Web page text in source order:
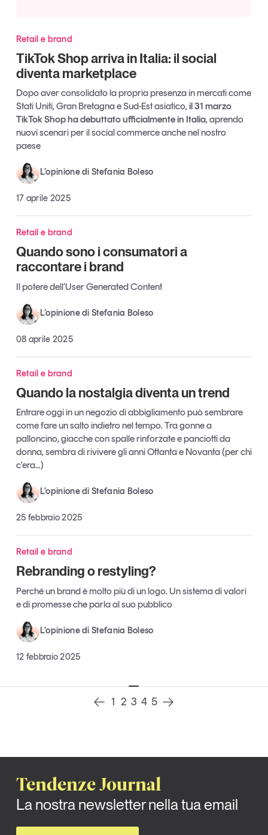
La nostra newsletter nella tua email
Iscriviti
Un anno di
Tendenze2026
Tendenze è il magazine di GS1 Italy che racconta in
consumo e dell’economia a professionisti e
consumatori
GS1 Italy GS1 Italy GS1 Italy
Tendenze
GS1 Italy
Retail e brand
TikTok Shop arriva in Italia: il social
diventa marketplace
Dopo aver consolidato la propria presenza in mercati come
Stati Uniti, Gran Bretagna e Sud-Est asiatico,il 31 marzo
TikTok Shop ha debuttato ufficialmente in Italia, aprendo
nuovi scenari per il social commerce anche nel nostro
paese
L’opinione di Stefania Boleso
17 aprile 2025
Retail e brand
Quando sono i consumatori a
raccontare i brand
Il potere dell’User Generated Content
L’opinione di Stefania Boleso
08 aprile 2025
Retail e brand
Quando la nostalgia diventa un trend
Entrare oggi in un negozio di abbigliamento può sembrare
come fare un salto indietro nel tempo. Tra gonne a
palloncino, giacche con spalle rinforzate e panciotti da
donna, sembra di rivivere gli anni Ottanta e Novanta (per chi
c’era…)
L’opinione di Stefania Boleso
25 febbraio 2025
Retail e brand
Rebranding o restyling?
Perché un brand è molto più di un logo. Un sistema di valori
e di promesse che parla al suo pubblico
L’opinione di Stefania Boleso
12 febbraio 2025
1 2 3 4 5
Tendenze Journal
La nostra newsletter nella tua email